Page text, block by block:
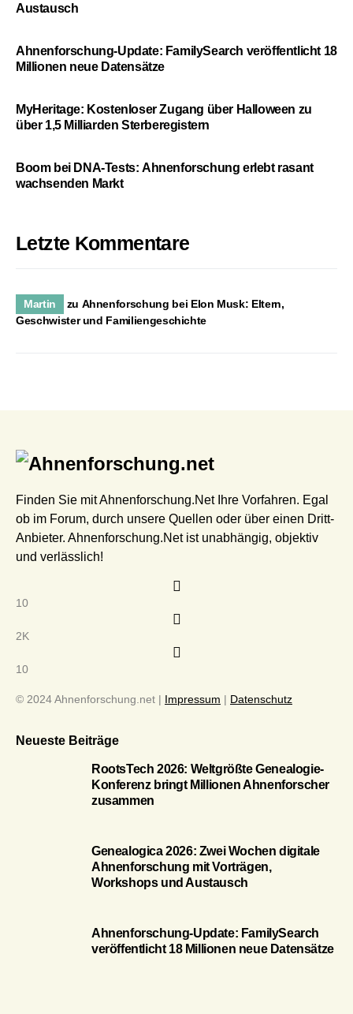
Austausch
Ahnenforschung-Update: FamilySearch veröffentlicht 18
Millionen neue Datensätze
MyHeritage: Kostenloser Zugang über Halloween zu
über 1,5 Milliarden Sterberegistern
Boom bei DNA-Tests: Ahnenforschung erlebt rasant
wachsenden Markt
Letzte Kommentare
Martin zu Ahnenforschung bei Elon Musk: Eltern,
Geschwister und Familiengeschichte
Finden Sie mit Ahnenforschung.Net Ihre Vorfahren. Egal
ob im Forum, durch unsere Quellen oder über einen Dritt-
Anbieter. Ahnenforschung.Net ist unabhängig, objektiv
und verlässlich!
10
2K
10
© 2024 Ahnenforschung.net | Impressum | Datenschutz
Neueste Beiträge
RootsTech 2026: Weltgrößte Genealogie-
Konferenz bringt Millionen Ahnenforscher
zusammen
Genealogica 2026: Zwei Wochen digitale
Ahnenforschung mit Vorträgen,
Workshops und Austausch
Ahnenforschung-Update: FamilySearch
veröffentlicht 18 Millionen neue Datensätze